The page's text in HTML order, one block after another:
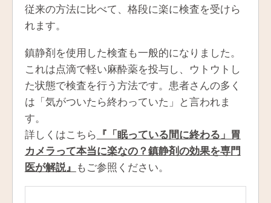
従来の方法に比べて、格段に楽に検査を受けら
れます。
鎮静剤を使用した検査も一般的になりました。
これは点滴で軽い麻酔薬を投与し、ウトウトし
た状態で検査を行う方法です。患者さんの多く
は「気がついたら終わっていた」と言われま
す。
詳しくはこちら 『「眠っている間に終わる」胃
カメラって本当に楽なの？鎮静剤の効果を専門
医が解説』 もご参照ください。